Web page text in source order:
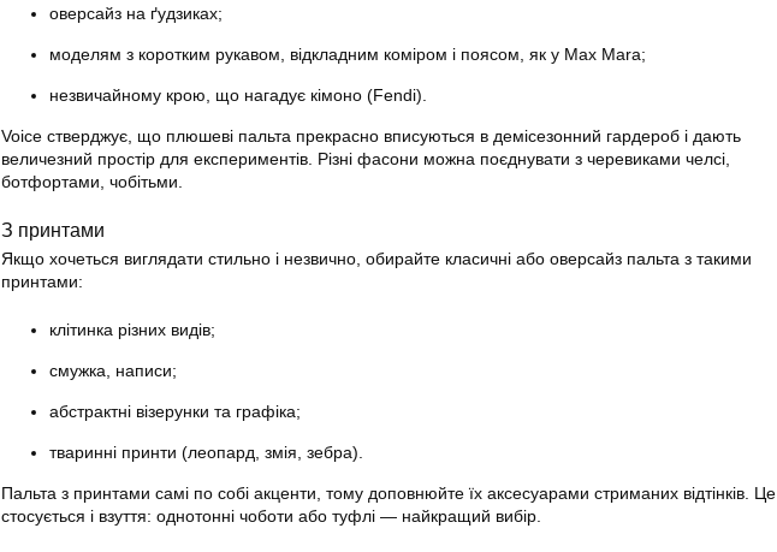
оверсайз на ґудзиках;
моделям з коротким рукавом, відкладним коміром і поясом, як у Max Mara;
незвичайному крою, що нагадує кімоно (Fendi).
Voice стверджує, що плюшеві пальта прекрасно вписуються в демісезонний гардероб і дають
величезний простір для експериментів. Різні фасони можна поєднувати з черевиками челсі,
ботфортами, чобітьми.
З принтами
Якщо хочеться виглядати стильно і незвично, обирайте класичні або оверсайз пальта з такими
принтами:
клітинка різних видів;
смужка, написи;
абстрактні візерунки та графіка;
тваринні принти (леопард, змія, зебра).
Пальта з принтами самі по собі акценти, тому доповнюйте їх аксесуарами стриманих відтінків. Це
стосується і взуття: однотонні чоботи або туфлі — найкращий вибір.